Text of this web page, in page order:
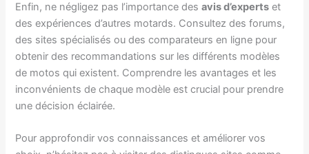
Enfin, ne négligez pas l’importance desavis d’experts et
des expériences d’autres motards. Consultez des forums,
des sites spécialisés ou des comparateurs en ligne pour
obtenir des recommandations sur les différents modèles
de motos qui existent. Comprendre les avantages et les
inconvénients de chaque modèle est crucial pour prendre
une décision éclairée.
Pour approfondir vos connaissances et améliorer vos